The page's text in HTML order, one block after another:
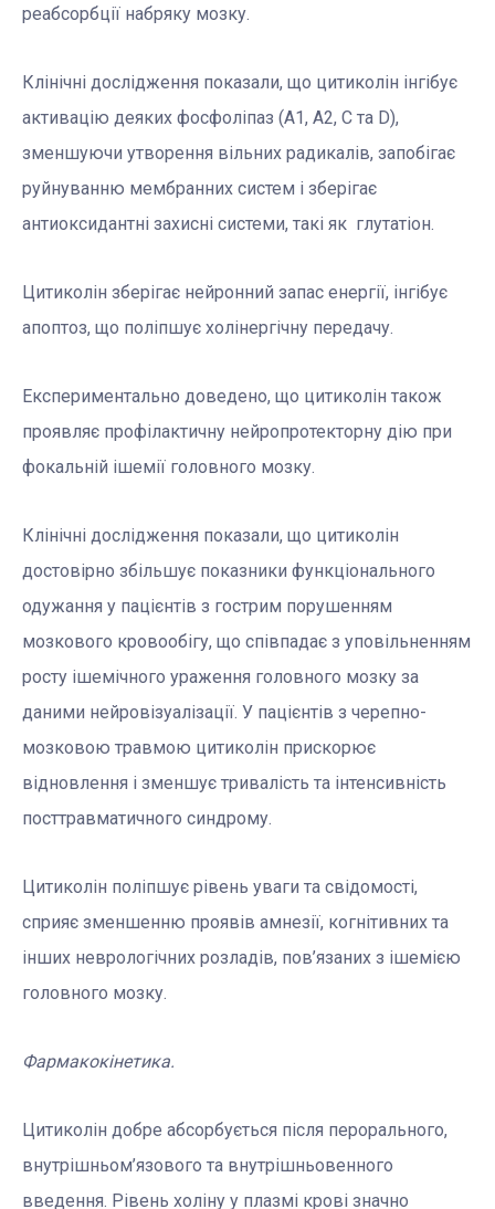
реабсорбції набряку мозку.
Клінічні дослідження показали, що цитиколін інгібує
активацію деяких фосфоліпаз (А1, А2, С та D),
зменшуючи утворення вільних радикалів, запобігає
руйнуванню мембранних систем і зберігає
антиоксидантні захисні системи, такі як глутатіон.
Цитиколін зберігає нейронний запас енергії, інгібує
апоптоз, що поліпшує холінергічну передачу.
Експериментально доведено, що цитиколін також
проявляє профілактичну нейропротекторну дію при
фокальній ішемії головного мозку.
Клінічні дослідження показали, що цитиколін
достовірно збільшує показники функціонального
одужання у пацієнтів з гострим порушенням
мозкового кровообігу, що співпадає з уповільненням
росту ішемічного ураження головного мозку за
даними нейровізуалізації. У пацієнтів з черепно-
мозковою травмою цитиколін прискорює
відновлення і зменшує тривалість та інтенсивність
посттравматичного синдрому.
Цитиколін поліпшує рівень уваги та свідомості,
сприяє зменшенню проявів амнезії, когнітивних та
інших неврологічних розладів, пов’язаних з ішемією
головного мозку.
Фармакокінетика.
Цитиколін добре абсорбується після перорального,
внутрішньом’язового та внутрішньовенного
введення. Рівень холіну у плазмі крові значно